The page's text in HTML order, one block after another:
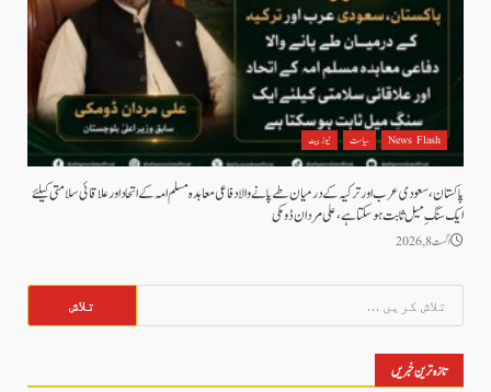
News Flash سیاست نیوز بیٹ
پاکستان، سعودی عرب اور ترکیہ کے درمیان طے پانے والا دفاعی معاہدہ مسلم امہ کے اتحاد اور علاقائی سلامتی کیلئے
ایک سنگِ میل ثابت ہو سکتا ہے، علی مردان ڈومکی
اگست 8, 2026
کریں
برائے:
تازہ ترین خبریں